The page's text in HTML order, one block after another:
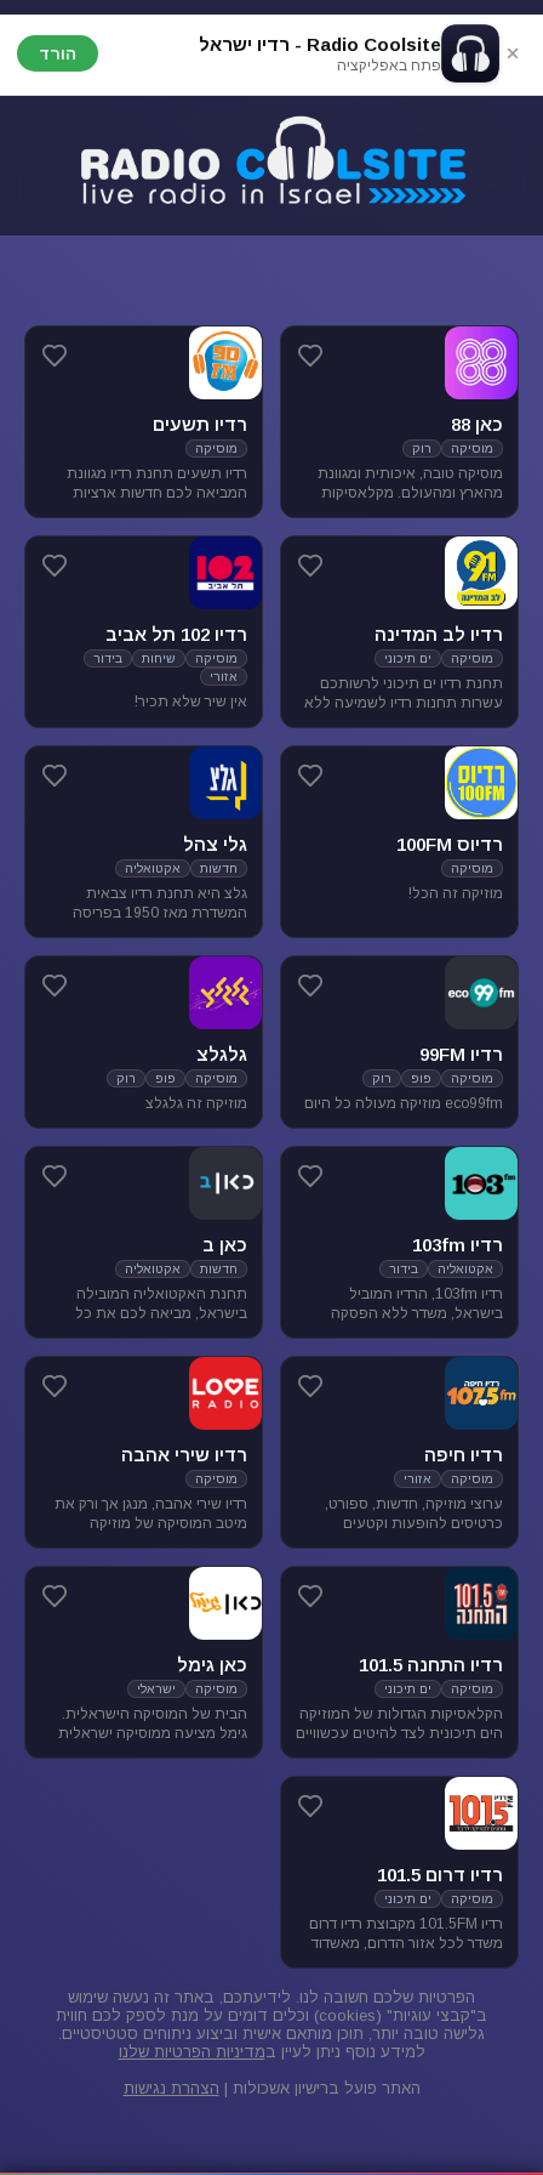
Radio Coolsite - רדיו ישראל
פתח באפליקציה
הורד
כאן 88
מוסיקה רוק
מוסיקה טובה, איכותית ומגוונת
מהארץ ומהעולם. מקלאסיקות
בארץ ובעולם ועד ג'אז, אלטרנטיב,
מוסיקת עולם ובלוז.
רדיו תשעים
מוסיקה
רדיו תשעים תחנת רדיו מגוונת
המביאה לכם חדשות ארציות
ופנאי וכמובן מוסיקה מגוונת
להנאת המאזינים
רדיו לב המדינה
מוסיקה ים תיכוני
תחנת רדיו ים תיכוני לרשותכם
עשרות תחנות רדיו לשמיעה ללא
ים תיכונית, מוסיקה לפי שפות
רדיו 102 תל אביב
מוסיקה שיחות
בידור
אזורי
אין שיר שלא תכיר!
רדיוס 100FM
מוסיקה
מוזיקה זה הכל!
גלי צהל
חדשות אקטואליה
גלצ היא תחנת רדיו צבאית
המשדרת מאז 1950 בפריסה
חדשות, תכניות אקטואליה
ותרבות, מוזיקה ועוד.
רדיו 99FM
מוסיקה פופ רוק
eco99fm מוזיקה מעולה כל היום
גלגלצ
מוסיקה פופ רוק
מוזיקה זה גלגלצ
רדיו 103fm
אקטואליה בידור
רדיו 103fm, הרדיו המוביל
בישראל, משדר ללא הפסקה
וסאטירה, עם מיטב המגישים
והעיתונאים
כאן ב
חדשות אקטואליה
תחנת האקטואליה המובילה
בישראל, מביאה לכם את כל
והפרשנויות, של האירועים שעל
סדר היום הישראלי.
רדיו חיפה
מוסיקה אזורי
ערוצי מוזיקה, חדשות, ספורט,
כרטיסים להופעות וקטעים
רדיו שירי אהבה
מוסיקה
רדיו שירי אהבה, מנגן אך ורק את
מיטב המוסיקה של מוזיקה
והלהקות הטובות של שנות ה-80-
רדיו התחנה 101.5
מוסיקה ים תיכוני
הקלאסיקות הגדולות של המוזיקה
הים תיכונית לצד להיטים עכשוויים
בתדר 101.5 באיזור הצפון.
כאן גימל
מוסיקה ישראלי
הבית של המוסיקה הישראלית.
גימל מציעה ממוסיקה ישראלית
רדיו דרום 101.5
מוסיקה ים תיכוני
רדיו 101.5FM מקבוצת רדיו דרום
משדר לכל אזור הדרום, מאשדוד
הפרטיות שלכם חשובה לנו. לידיעתכם, באתר זה נעשה שימוש
ב"קבצי עוגיות" (cookies) וכלים דומים על מנת לספק לכם חווית
גלישה טובה יותר, תוכן מותאם אישית וביצוע ניתוחים סטטיסטיים.
למידע נוסף ניתן לעיין במדיניות הפרטיות שלנו
האתר פועל ברישיון אשכולות | הצהרת נגישות